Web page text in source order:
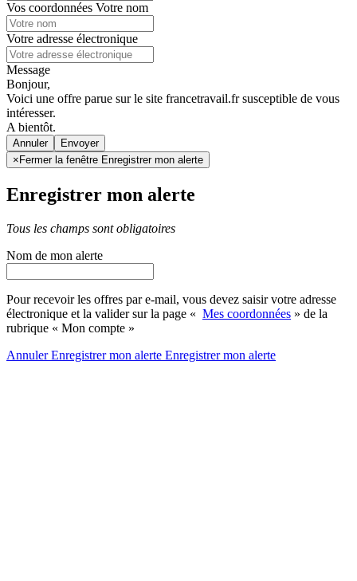
Vos coordonnées Votre nom
Votre adresse électronique
Message
Bonjour,
Voici une offre parue sur le site francetravail.fr susceptible de vous
intéresser.
A bientôt.
Annuler
× Fermer la fenêtre Enregistrer mon alerte
Enregistrer mon alerte
Tous les champs sont obligatoires
Nom de mon alerte
Pour recevoir les offres par e-mail, vous devez saisir votre adresse
électronique et la valider sur la page « Mes coordonnées » de la
rubrique « Mon compte »
AnnulerEnregistrer mon alerte Enregistrermon alerte